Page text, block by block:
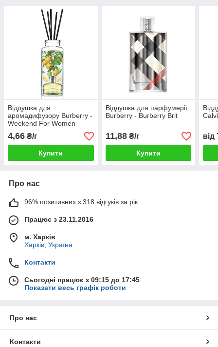
Віддушка для
аромадифузору Burberry -
Weekend For Women
4,66 ₴/г
Купити
Віддушка для парфумерії
Burberry - Burberry Brit
11,88₴/г
Купити
від
Про нас
96% позитивних з 318 відгуків за рік
Працює з 23.11.2016
м. Харків
Харків, Україна
Контакти
Сьогодні працює з 09:15 до 17:45
Показати весь графік роботи
Про нас
Контакти